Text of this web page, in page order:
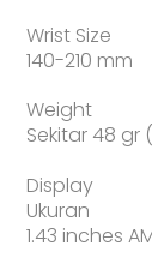
Wrist Size
140-210 mm
Weight
Sekitar 48 gr
Display
Ukuran
1.43 inches